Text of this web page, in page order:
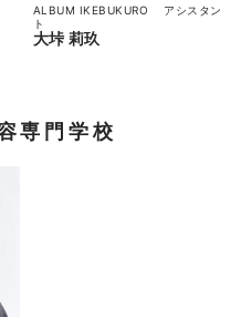
大垰 莉玖
ALBUM IKEBUKURO
アシスタン
ト
専門学校